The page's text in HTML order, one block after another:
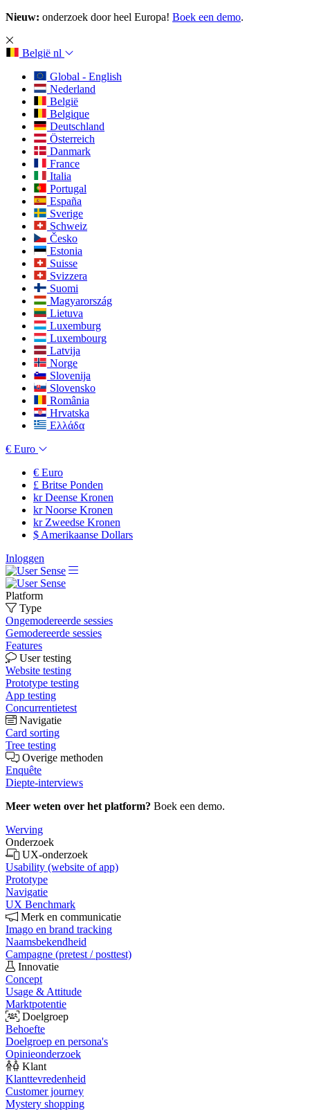
Nieuw: onderzoek door heel Europa! Boek een demo.
België nl
Global - English
Nederland
België
Belgique
Deutschland
Österreich
Danmark
France
Italia
Portugal
España
Sverige
Schweiz
Česko
Estonia
Suisse
Svizzera
Suomi
Magyarország
Lietuva
Luxemburg
Luxembourg
Latvija
Norge
Slovenija
Slovensko
România
Hrvatska
Ελλάδα
€ Euro
€ Euro
£ Britse Ponden
krDeense Kronen
krNoorse Kronen
krZweedse Kronen
$ Amerikaanse Dollars
Inloggen
Platform
Type
Ongemodereerde sessies
Gemodereerde sessies
Features
User testing
Website testing
Prototype testing
App testing
Concurrentietest
Navigatie
Card sorting
Tree testing
Overige methoden
Enquête
Diepte-interviews
Meer weten over het platform? Boek een demo.
Werving
Onderzoek
UX-onderzoek
Usability (website of app)
Prototype
Navigatie
UX Benchmark
Merk en communicatie
Imago en brand tracking
Naamsbekendheid
Campagne (pretest / posttest)
Innovatie
Concept
Usage & Attitude
Marktpotentie
Doelgroep
Behoefte
Doelgroep en persona's
Opinieonderzoek
Klant
Klanttevredenheid
Customer journey
Mystery shopping